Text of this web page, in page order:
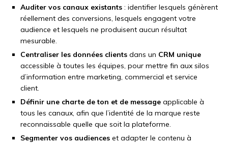
Auditer vos canaux existants : identifier lesquels génèrent
réellement des conversions, lesquels engagent votre
audience et lesquels ne produisent aucun résultat
mesurable.
Centraliser les données clients dans un CRM unique
accessible à toutes les équipes, pour mettre fin aux silos
d’information entre marketing, commercial et service
client.
Définir une charte de ton et de message applicable à
tous les canaux, afin que l’identité de la marque reste
reconnaissable quelle que soit la plateforme.
Segmenter vos audiences et adapter le contenu à